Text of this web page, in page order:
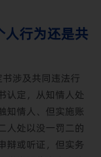
行为还是共
涉及共同违法行
认定，从知情人处
知情人、但实施账
人处以没一罚二的
辩或听证，但实务